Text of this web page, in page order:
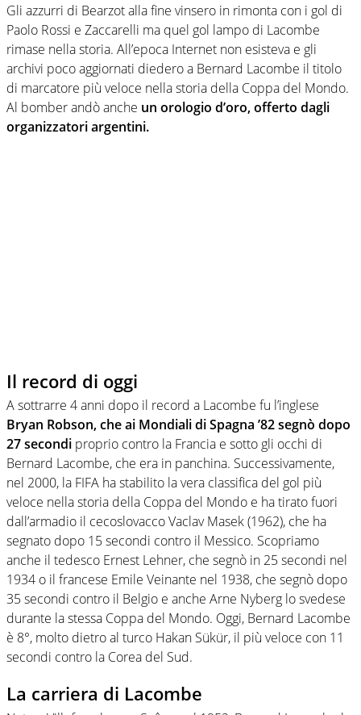
Gli azzurri di Bearzot alla fine vinsero in rimonta con i gol di
Paolo Rossi e Zaccarelli ma quel gol lampo di Lacombe
rimase nella storia. All’epoca Internet non esisteva e gli
archivi poco aggiornati diedero a Bernard Lacombe il titolo
di marcatore più veloce nella storia della Coppa del Mondo.
Al bomber andò anche un orologio d’oro, offerto dagli
organizzatori argentini.
Il record di oggi
A sottrarre 4 anni dopo il record a Lacombe fu l’inglese
Bryan Robson, che ai Mondiali di Spagna ’82 segnò dopo
27 secondi proprio contro la Francia e sotto gli occhi di
Bernard Lacombe, che era in panchina. Successivamente,
nel 2000, la FIFA ha stabilito la vera classifica del gol più
veloce nella storia della Coppa del Mondo e ha tirato fuori
dall’armadio il cecoslovacco Vaclav Masek (1962), che ha
segnato dopo 15 secondi contro il Messico. Scopriamo
anche il tedesco Ernest Lehner, che segnò in 25 secondi nel
1934 o il francese Emile Veinante nel 1938, che segnò dopo
35 secondi contro il Belgio e anche Arne Nyberg lo svedese
durante la stessa Coppa del Mondo. Oggi, Bernard Lacombe
è 8°, molto dietro al turco Hakan Sükür, il più veloce con 11
secondi contro la Corea del Sud.
La carriera di Lacombe